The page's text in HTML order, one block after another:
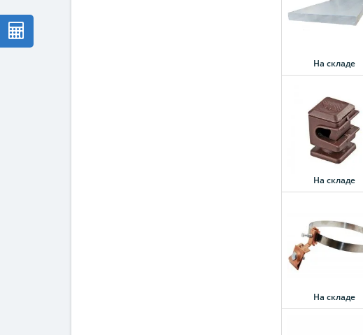
На складе
На складе
На складе